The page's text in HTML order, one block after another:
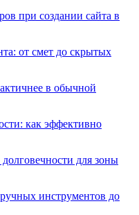
при создании сайта в
от смет до скрытых
в обычной
как эффективно
для зоны
инструментов до